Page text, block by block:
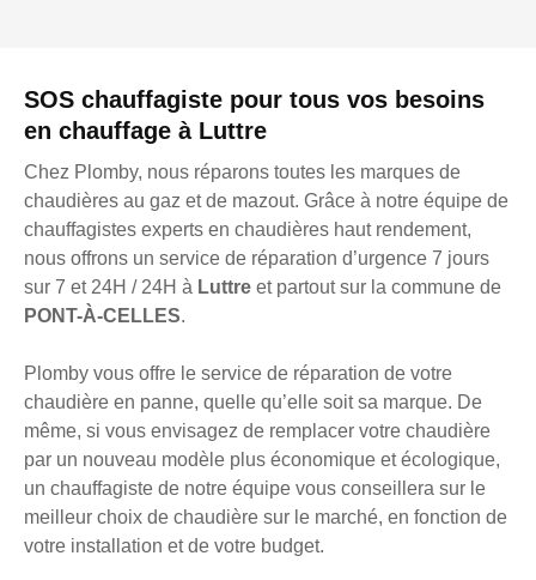
SOS chauffagiste pour tous vos besoins
en chauffage à Luttre
Chez Plomby, nous réparons toutes les marques de
chaudières au gaz et de mazout. Grâce à notre équipe de
chauffagistes experts en chaudières haut rendement,
nous offrons un service de réparation d’urgence 7 jours
sur 7 et 24H / 24H à Luttre et partout sur la commune de
PONT-À-CELLES.
Plomby vous offre le service de réparation de votre
chaudière en panne, quelle qu’elle soit sa marque. De
même, si vous envisagez de remplacer votre chaudière
par un nouveau modèle plus économique et écologique,
un chauffagiste de notre équipe vous conseillera sur le
meilleur choix de chaudière sur le marché, en fonction de
votre installation et de votre budget.